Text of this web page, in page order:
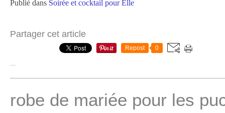
Publié dans Soirée et cocktail pour Elle
Partager cet article
Repost 0
robe de mariée pour les